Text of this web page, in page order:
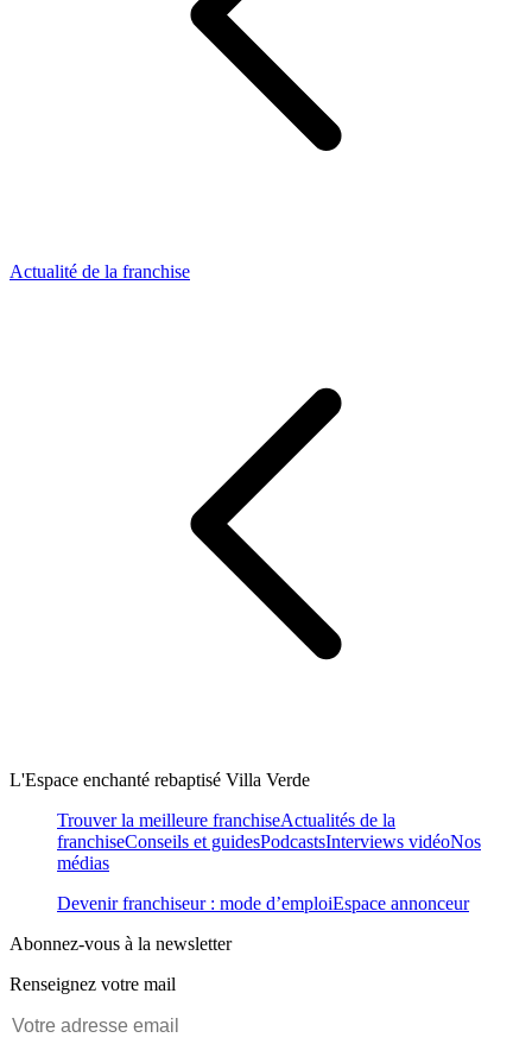
Actualité de la franchise
L'Espace enchanté rebaptisé Villa Verde
Trouver la meilleure franchiseActualités de la
franchiseConseils et guidesPodcastsInterviews vidéoNos
médias
Devenir franchiseur : mode d’emploiEspace annonceur
Abonnez-vous à la newsletter
Renseignez votre mail